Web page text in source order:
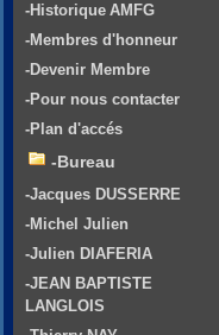
-Historique AMFG
-Membres d'honneur
-Devenir Membre
-Pour nous contacter
-Plan d'accés
-Bureau
-Jacques DUSSERRE
-Michel Julien
-Julien DIAFERIA
-JEAN BAPTISTE
LANGLOIS